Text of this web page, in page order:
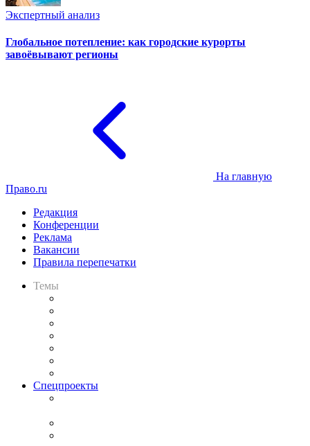
Экспертный анализ
Глобальное потепление: как городские курорты
завоёвывают регионы
На главную
Право.ru
Редакция
Конференции
Реклама
Вакансии
Правила перепечатки
Темы
Спецпроекты